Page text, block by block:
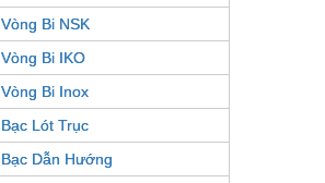
Vòng Bi NSK
Vòng Bi IKO
Vòng Bi Inox
Bạc Lót Trục
Bạc Dẫn Hướng